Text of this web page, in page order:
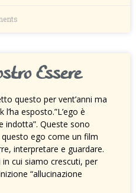
Essere
questo per vent’anni ma
esposto.”L’ego è
indotta”. Queste sono
ego come un film
interpretare e guardare.
cui siamo crescuti, per
“allucinazione